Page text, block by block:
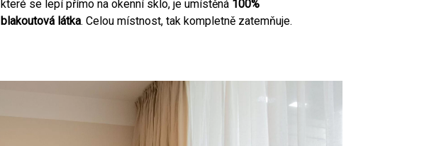
které se lepí přímo na okenní sklo, je umístěná 100%
blakoutová látka. Celou místnost, tak kompletně zatemňuje.